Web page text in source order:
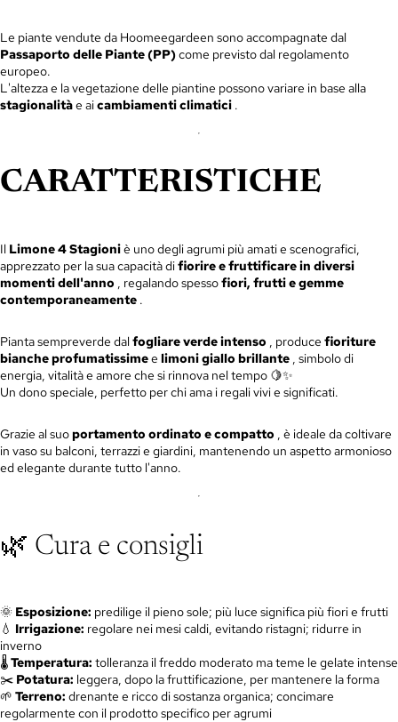
Le piante vendute da Hoomeegardeen sono accompagnate dal
Passaporto delle Piante (PP)come previsto dal regolamento
europeo.
L'altezza e la vegetazione delle piantine possono variare in base alla
stagionalitàe aicambiamenti climatici .
CARATTERISTICHE
Il Limone 4 Stagioniè uno degli agrumi più amati e scenografici,
apprezzato per la sua capacità difiorire e fruttificare in diversi
momenti dell'anno , regalando spessofiori, frutti e gemme
contemporaneamente .
Pianta sempreverde dal fogliare verde intenso , produce fioriture
bianche profumatissimee limoni giallo brillante , simbolo di
energia, vitalità e amore che si rinnova nel tempo 🍋✨
Un dono speciale, perfetto per chi ama i regali vivi e significati.
Grazie al suoportamento ordinato e compatto , è ideale da coltivare
in vaso su balconi, terrazzi e giardini, mantenendo un aspetto armonioso
ed elegante durante tutto l'anno.
🌿 Cura e consigli
🌞 Esposizione: predilige il pieno sole; più luce significa più fiori e frutti
💧 Irrigazione: regolare nei mesi caldi, evitando ristagni; ridurre in
inverno
🌡️Temperatura: tolleranza il freddo moderato ma teme le gelate intense
✂️ Potatura: leggera, dopo la fruttificazione, per mantenere la forma
🌱 Terreno: drenante e ricco di sostanza organica; concimare
regolarmente con il prodotto specifico per agrumi